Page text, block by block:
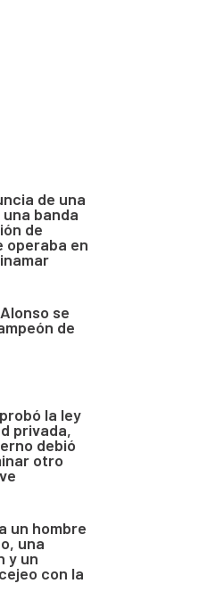
de una
banda
de
operaba en
se
de
la ley
privada,
debió
otro
un hombre
una
y un
con la